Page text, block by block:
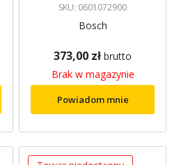
SKU: 0601072900
Bosch
373,00 zł brutto
Brak w magazynie
Powiadom mnie